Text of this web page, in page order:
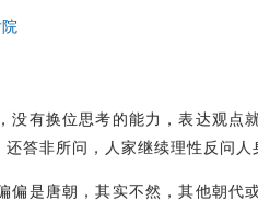
没有换位思考的能力，表达观点
答非所问，人家继续理性反问人
是唐朝，其实不然，其他朝代